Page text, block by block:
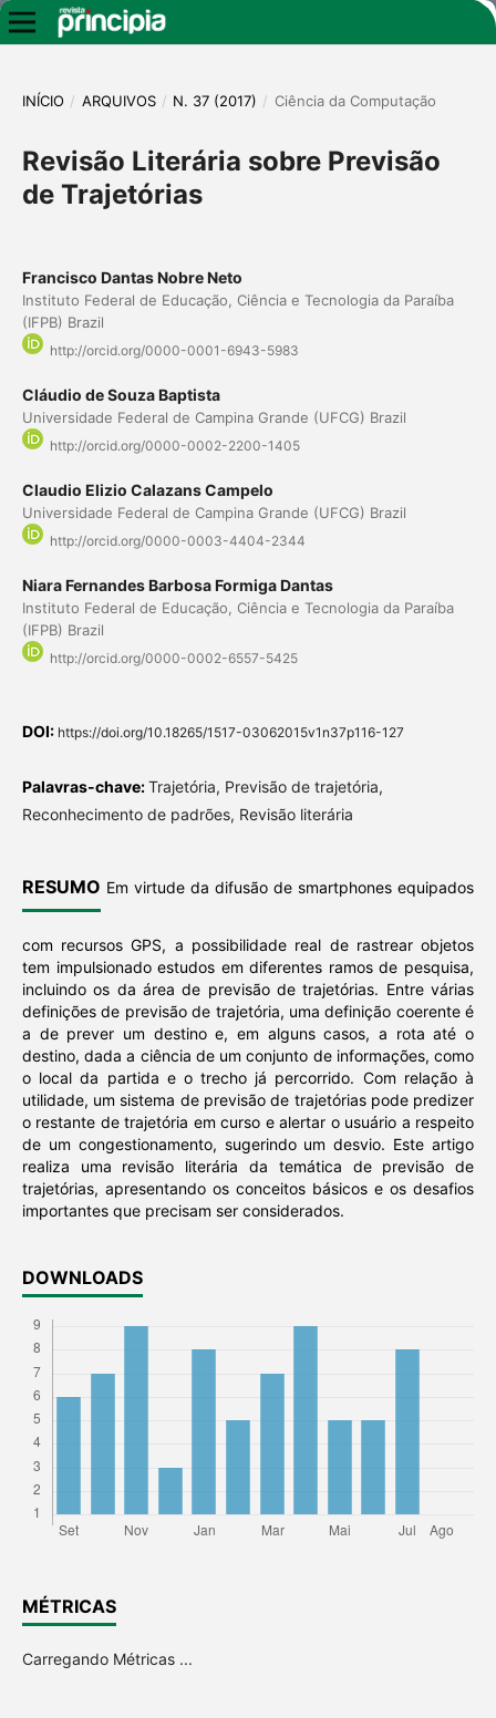
INÍCIO / ARQUIVOS / N. 37 (2017) / Ciência da Computação
Revisão Literária sobre Previsão
de Trajetórias
Francisco Dantas Nobre Neto
Instituto Federal de Educação, Ciência e Tecnologia da Paraíba
(IFPB) Brazil
http://orcid.org/0000-0001-6943-5983
Cláudio de Souza Baptista
Universidade Federal de Campina Grande (UFCG) Brazil
http://orcid.org/0000-0002-2200-1405
Claudio Elizio Calazans Campelo
Universidade Federal de Campina Grande (UFCG) Brazil
http://orcid.org/0000-0003-4404-2344
Niara Fernandes Barbosa Formiga Dantas
Instituto Federal de Educação, Ciência e Tecnologia da Paraíba
(IFPB) Brazil
http://orcid.org/0000-0002-6557-5425
DOI: https://doi.org/10.18265/1517-03062015v1n37p116-127
Palavras-chave:Trajetória, Previsão de trajetória,
Reconhecimento de padrões, Revisão literária
RESUMO Em virtude da difusão de smartphones equipados
com recursos GPS, a possibilidade real de rastrear objetos
tem impulsionado estudos em diferentes ramos de pesquisa,
incluindo os da área de previsão de trajetórias. Entre várias
definições de previsão de trajetória, uma definição coerente é
a de prever um destino e, em alguns casos, a rota até o
destino, dada a ciência de um conjunto de informações, como
o local da partida e o trecho já percorrido. Com relação à
utilidade, um sistema de previsão de trajetórias pode predizer
o restante de trajetória em curso e alertar o usuário a respeito
de um congestionamento, sugerindo um desvio. Este artigo
realiza uma revisão literária da temática de previsão de
trajetórias, apresentando os conceitos básicos e os desafios
importantes que precisam ser considerados.
DOWNLOADS
MÉTRICAS
Carregando Métricas ...